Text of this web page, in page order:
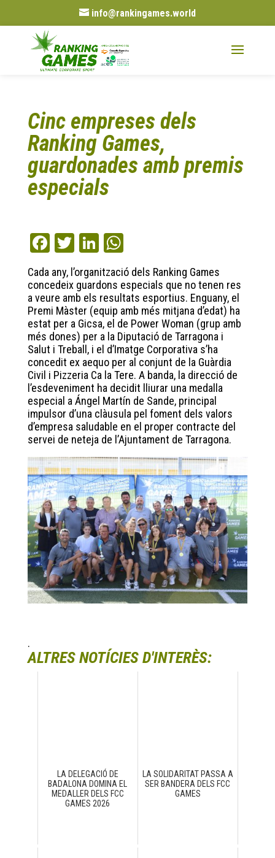
info@rankingames.world
Cinc empreses dels
Ranking Games,
guardonades amb premis
especials
Fa
bo
ok
T
wi
tt
er
Li
nk
ed
In
W
ha
ts
A
pp
Cada any, l’organització dels Ranking Games
concedeix guardons especials que no tenen res
a veure amb els resultats esportius. Enguany, el
Premi Màster (equip amb més mitjana d’edat) ha
estat per a Gicsa, el de Power Woman (grup amb
més dones) per a la Diputació de Tarragona i
Salut i Treball, i el d’Imatge Corporativa s’ha
concedit ex aequo per al conjunt de la Guàrdia
Civil i Pizzeria Ca la Tere. A banda, la direcció de
l’esdeveniment ha decidit lliurar una medalla
especial a Ángel Martín de Sande, principal
impulsor d’una clàusula pel foment dels valors
d’empresa saludable en el proper contracte del
servei de neteja de l’Ajuntament de Tarragona.
.
ALTRES NOTÍCIES D'INTERÈS:
LA DELEGACIÓ DE
BADALONA DOMINA EL
MEDALLER DELS FCC
GAMES 2026
LA SOLIDARITAT PASSA A
SER BANDERA DELS FCC
GAMES